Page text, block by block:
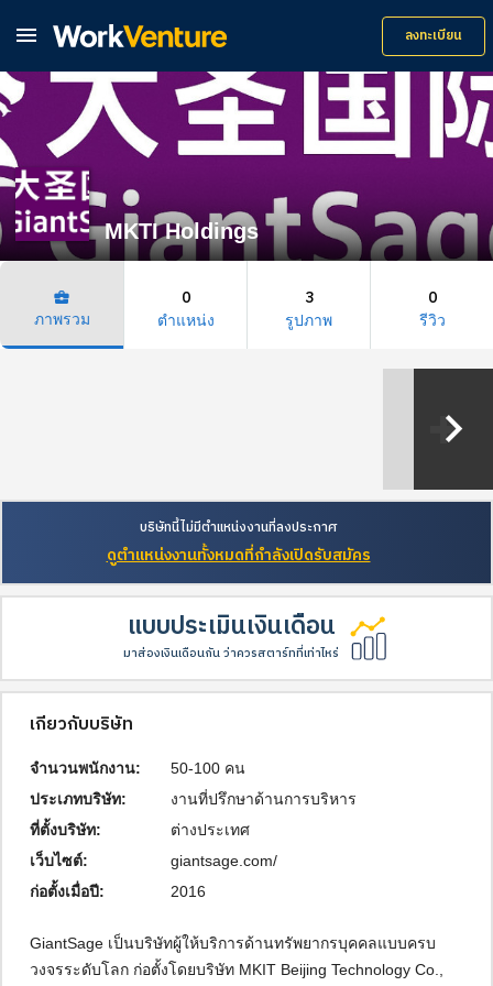
 ลงทะเบียน
MKTI Holdings
business_center
ภาพรวม
0
ตำแหน่ง
3
รูปภาพ
0
รีวิว
keyboard_arrow_right
บริษัทนี้ไม่มีตำแหน่งงานที่ลงประกาศ
ดูตำแหน่งงานทั้งหมดที่กำลังเปิดรับสมัคร
แบบประเมินเงินเดือน
มาส่องเงินเดือนกัน ว่าควรสตาร์ทที่เท่าไหร่
เกี่ยวกับบริษัท
จำนวนพนักงาน:
50-100 คน
ประเภทบริษัท:
งานที่ปรึกษาด้านการบริหาร
ที่ตั้งบริษัท:
ต่างประเทศ
เว็บไซต์:
giantsage.com/
ก่อตั้งเมื่อปี:
2016
GiantSage เป็นบริษัทผู้ให้บริการด้านทรัพยากรบุคคลแบบครบ
วงจรระดับโลก ก่อตั้งโดยบริษัท MKIT Beijing Technology Co.,